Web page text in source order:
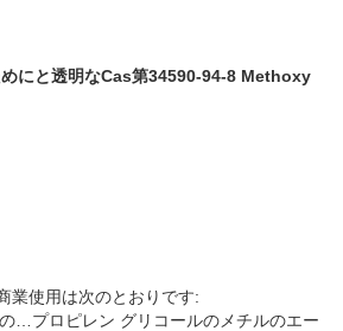
にと透明なCas第34590-94-8 Methoxy
業使用は次のとおりです:
…プロピレン グリコールのメチルのエー